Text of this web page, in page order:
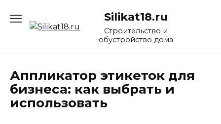
содержанию
Silikat18.ru
Строительство и
обустройство дома
Аппликатор этикеток для
бизнеса: как выбрать и
использовать